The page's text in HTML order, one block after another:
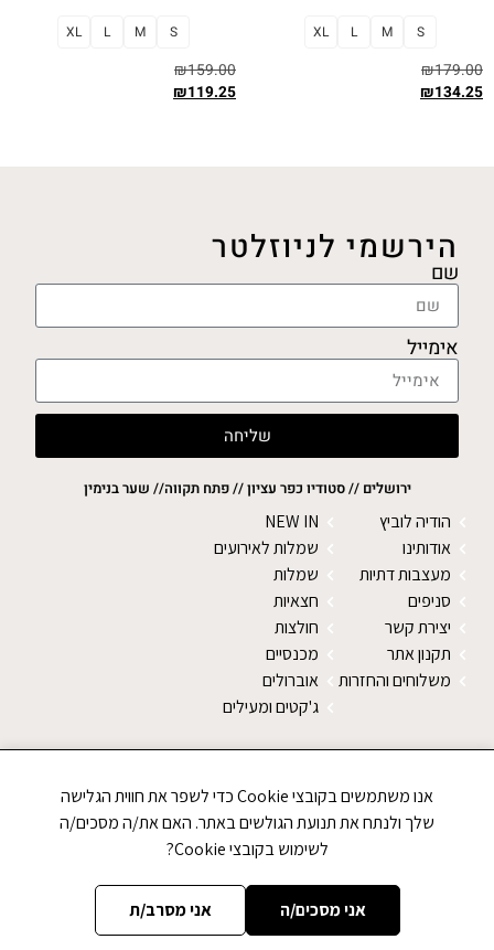
S
M
L
XL
₪179.00
₪134.25
S
M
L
XL
₪159.00
₪119.25
הירשמי לניוזלטר
שם
אימייל
שליחה
ירושלים // סטודיו כפר עציון // פתח תקווה// שער בנימין
הודיה לוביץ
אודותינו
מעצבות דתיות
סניפים
יצירת קשר
תקנון אתר
משלוחים והחזרות
NEW IN
שמלות לאירועים
שמלות
חצאיות
חולצות
מכנסיים
אוברולים
ג'קטים ומעילים
SALE
טייצים
נעליים
אנו משתמשים בקובצי Cookie כדי לשפר את חווית הגלישה
שלך ולנתח את תנועת הגולשים באתר. האם את/ה מסכים/ה
לשימוש בקובצי Cookie?
אני מסכים/ה אני מסרב/ת